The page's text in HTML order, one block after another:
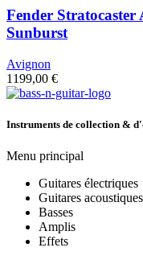
Fender Stratocaster
Sunburst
Avignon
1199,00 €
Instruments de collection &
Menu principal
Guitares électriques
Guitares acoustiques
Basses
Amplis
Effets